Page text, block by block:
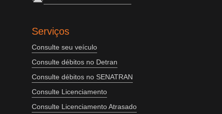
Serviços
Consulte seu veículo
Consulte débitos no Detran
Consulte débitos no SENATRAN
Consulte Licenciamento
Consulte Licenciamento Atrasado